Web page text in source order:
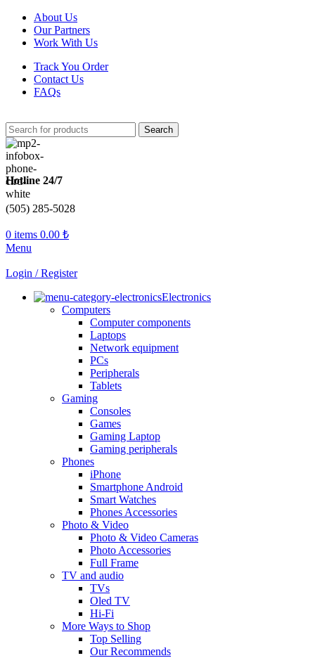
About Us
Our Partners
Work With Us
Track You Order
Contact Us
FAQs
Search
Hotline 24/7
(505) 285-5028
0 items 0.00 ₺
Menu
Login / Register
Electronics
Computers
Computer components
Laptops
Network equipment
PCs
Peripherals
Tablets
Gaming
Consoles
Games
Gaming Laptop
Gaming peripherals
Phones
iPhone
Smartphone Android
Smart Watches
Phones Accessories
Photo & Video
Photo & Video Cameras
Photo Accessories
Full Frame
TV and audio
TVs
Oled TV
Hi-Fi
More Ways to Shop
Top Selling
Our Recommends